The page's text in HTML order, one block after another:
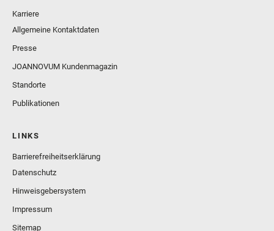
Karriere
Allgemeine Kontaktdaten
Presse
JOANNOVUM Kundenmagazin
Standorte
Publikationen
LINKS
Barrierefreiheitserklärung
Datenschutz
Hinweisgebersystem
Impressum
Sitemap